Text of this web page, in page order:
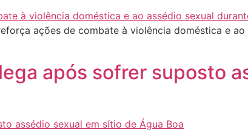
ações de combate à violência doméstica e
após sofrer suposto